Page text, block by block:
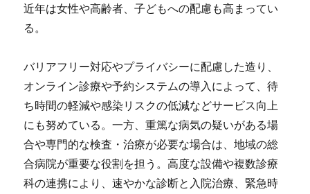
近年は女性や高齢者、子どもへの配慮も高まってい
る。
バリアフリー対応やプライバシーに配慮した造り、
オンライン診療や予約システムの導入によって、待
ち時間の軽減や感染リスクの低減などサービス向上
にも努めている。一方、重篤な病気の疑いがある場
合や専門的な検査・治療が必要な場合は、地域の総
合病院が重要な役割を担う。高度な設備や複数診療
科の連携により、速やかな診断と入院治療、緊急時